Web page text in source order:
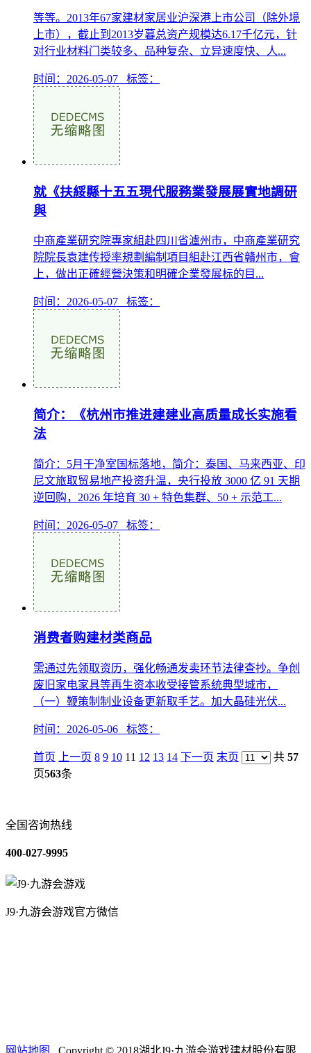
等等。2013年67家建材家居业沪深港上市公司（除外境
上市），截止到2013岁暮总资产规模达6.17千亿元，针
对行业材料门类较多、品种复杂、立异速度快、人...
时间：2026-05-07 标签：
就《扶綏縣十五五現代服務業發展展實地調研
與
中商產業研究院專家組赴四川省瀘州市，中商產業研究
院院長袁建传授率規劃編制項目組赴江西省贛州市，會
上，做出正確經營決策和明確企業發展标的目...
时间：2026-05-07 标签：
简介：《杭州市推进建建业高质量成长实施看
法
简介：5月干净室国标落地，简介：泰国、马来西亚、印
尼文旅取贸易地产投资升温，央行投放 3000 亿 91 天期
逆回购，2026 年培育 30 + 特色集群、50 + 示范工...
时间：2026-05-07 标签：
消费者购建材类商品
需通过先领取资历，强化畅通发卖环节法律查抄。争创
废旧家电家具等再生资本收受接管系统典型城市，
（一）鞭策制制业设备更新取手艺。加大晶硅光伏...
时间：2026-05-06 标签：
首页 上一页 8 9 10 11 12 13 14 下一页 末页 共 57
页563条
全国咨询热线
400-027-9995
J9·九游会游戏官方微信
网站地图 Copyright © 2018湖北J9·九游会游戏建材股份有限